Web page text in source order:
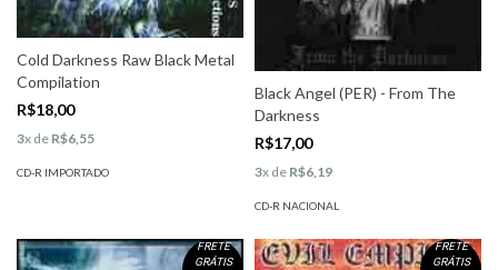
Cold Darkness Raw Black Metal
Compilation
R$18,00
3x de R$6,55
CD-R IMPORTADO
Black Angel (PER) - From The
Darkness
R$17,00
3x de R$6,19
CD-R NACIONAL
FRETE
GRÁTIS
FRETE
GRÁTIS